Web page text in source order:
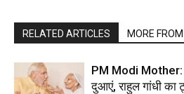
RELATED ARTICLES MORE
PM Modi Mother:
दुआएं, राहुल गांधी का